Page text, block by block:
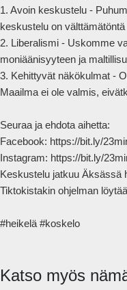
1. Avoin keskustelu -
keskustelu on välttämätöntä
2. Liberalismi - Uskomme
moniäänisyyteen ja
3. Kehittyvät näkökulmat -
Maailma ei ole valmis,
Seuraa ja ehdota aihetta:
Facebook: https://bit.ly/
Instagram: https://bit.ly/
Keskustelu jatkuu Äksässä
Tiktokistakin ohjelman
#heikelä #koskelo
Katso myös